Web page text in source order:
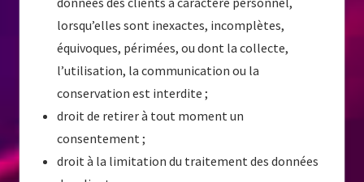
lorsqu’elles sont inexactes, incomplètes,
équivoques, périmées, ou dont la collecte,
l’utilisation, la communication ou la
conservation est interdite ;
droit de retirer à tout moment un
consentement ;
droit à la limitation du traitement des données